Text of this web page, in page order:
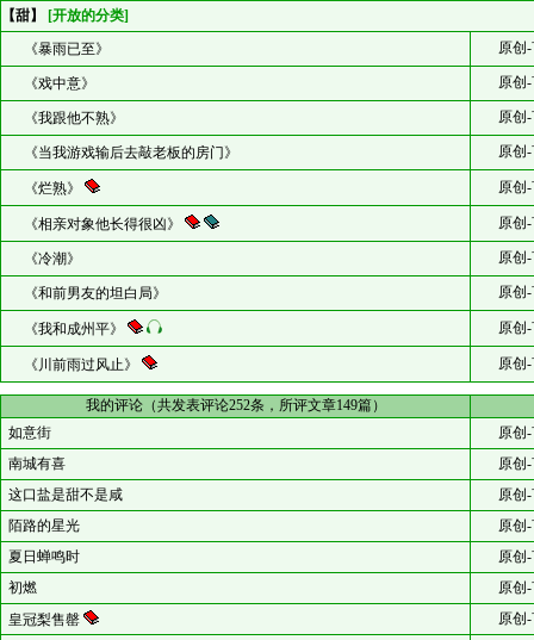
【甜】
[开放的分类]
《暴雨已至》
原创
《戏中意》 原创
《我跟他不熟》 原创
《当我游戏输后去敲老板的房门》 原创
《烂熟》 原创
《相亲对象他长得很凶》 原创
《冷潮》 原创
《和前男友的坦白局》 原创
《我和成州平》 原创
《川前雨过风止》 原创
我的评论（共发表评论252条，所评文章149篇）
如意街
原创
南城有喜
原创
这口盐是甜不是咸
原创
陌路的星光
原创
夏日蝉鸣时
原创
初燃
原创
皇冠梨售罄
原创